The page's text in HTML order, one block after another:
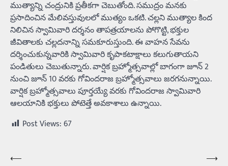
ముత్యాన్ని చంద్రునికి ప్రతీకగా చెబుతోంది. సముద్రం మనకు
ప్రసాదించిన మేలివస్తువులలో ముత్యం ఒకటి. చల్లని ముత్యాల కింద
నిలిచిన స్వామివారి దర్శనం తాపత్రయాలను పోగొట్టి, భక్తుల
జీవితాలకు చల్లదనాన్ని సమకూరుస్తుంది. ఈ వాహన సేవను
దర్శించుకున్నవారికి స్వామివారి కృపాకటాక్షాలు కలుగుతాయని
పండితులు చెబుతున్నారు. వార్షిక బ్రహ్మోత్సవాల్లో బాగంగా జూన్‌ 2
నుంచి జూన్‌ 10 వరకు గోవిందరాజ బ్రహ్మోత్సవాలు జరగనున్నాయి.
వార్షిక బ్రహ్మోత్సవాలు పూర్తయ్యే వరకు గోవిందరాజ స్వామివారి
ఆలయానికి భక్తులు పోటెత్తే అవకాశాలు ఉన్నాయి.
Post Views:67
Post
⟵
⟶